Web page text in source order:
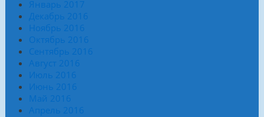
Январь 2017
Декабрь 2016
Ноябрь 2016
Октябрь 2016
Сентябрь 2016
Август 2016
Июль 2016
Июнь 2016
Май 2016
Апрель 2016